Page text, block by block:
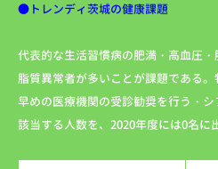
●トレンディ茨城の健康課題
代表的な生活習慣病の肥満・高血圧
脂質異常者が多いことが課題である。
早めの医療機関の受診勧奨を行う・
該当する人数を、2020年度には0名に